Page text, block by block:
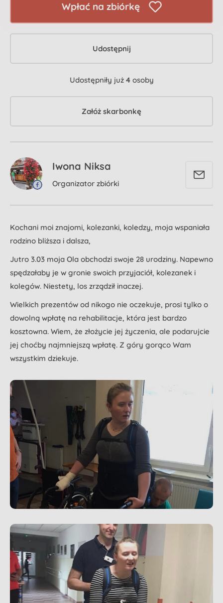
Wpłać na zbiórkę
Udostępnij
Udostępniły już 4osoby
Załóż skarbonkę
Iwona Niksa
Organizator zbiórki
Kochani moi znajomi, kolezanki, koledzy, moja wspaniała
rodzino bliższa i dalsza,
Jutro 3.03 moja Ola obchodzi swoje 28 urodziny. Napewno
spędzałaby je w gronie swoich przyjaciół, kolezanek i
kolegów. Niestety, los zrządził inaczej.
Wielkich prezentów od nikogo nie oczekuje, prosi tylko o
dowolną wpłatę na rehabilitacje, która jest bardzo
kosztowna. Wiem, że złożycie jej życzenia, ale podarujcie
jej choćby najmniejszą wpłatę. Z góry gorąco Wam
wszystkim dziekuje.